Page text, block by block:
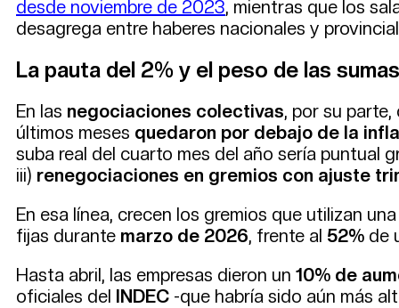
desde noviembre de 2023, mientras que los
desagrega entre haberes nacionales y
La pauta del 2% y el peso de las
En las negociaciones colectivas, por su
últimos meses quedaron por debajo de la
suba real del cuarto mes del año sería puntual
iii) renegociaciones en gremios con ajuste
En esa línea, crecen los gremios que utilizan
fijas durante marzo de 2026, frente al 52% de
Hasta abril, las empresas dieron un 10% de
oficiales del INDEC -que habría sido aún más